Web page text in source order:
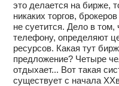
это делается на бирже,
никаких торгов,
не суетится. Дело в
телефону, определяют
ресур­сов. Какая тут
предложение? Четыре
отдыхает... Вот такая
существует с начала